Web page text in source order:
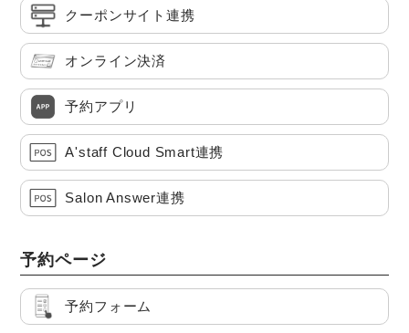
クーポンサイト連携
オンライン決済
予約アプリ
A'staff Cloud Smart連携
Salon Answer連携
予約ページ
予約フォーム